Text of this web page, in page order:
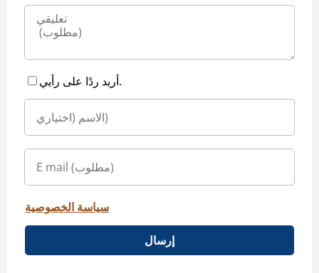
أريد ردًا على رأيي.
سياسة الخصوصية
إرسال